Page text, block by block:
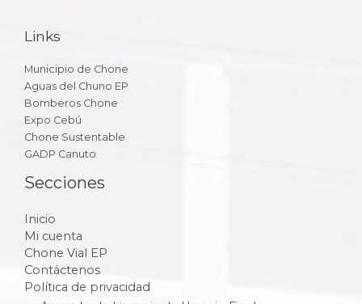
Links
Municipio de Chone
Aguas del Chuno EP
Bomberos Chone
Expo Cebú
Chone Sustentable
GADP Canuto
Secciones
Inicio
Mi cuenta
Chone Vial EP
Contáctenos
Política de privacidad